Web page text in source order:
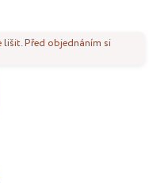
lišit. Před objednáním si